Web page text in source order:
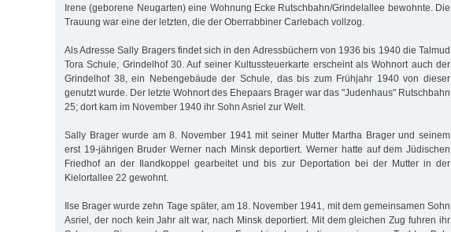
Irene (geborene Neugarten) eine Wohnung Ecke Rutschbahn/Grindelallee bewohnte. Die
Trauung war eine der letzten, die der Oberrabbiner Carlebach vollzog.
Als Adresse Sally Bragers findet sich in den Adressbüchern von 1936 bis 1940 die Talmud
Tora Schule, Grindelhof 30. Auf seiner Kultussteuerkarte erscheint als Wohnort auch der
Grindelhof 38, ein Nebengebäude der Schule, das bis zum Frühjahr 1940 von dieser
genutzt wurde. Der letzte Wohnort des Ehepaars Brager war das "Judenhaus" Rutschbahn
25; dort kam im November 1940 ihr Sohn Asriel zur Welt.
Sally Brager wurde am 8. November 1941 mit seiner Mutter Martha Brager und seinem
erst 19-jährigen Bruder Werner nach Minsk deportiert. Werner hatte auf dem Jüdischen
Friedhof an der Ilandkoppel gearbeitet und bis zur Deportation bei der Mutter in der
Kielortallee 22 gewohnt.
Ilse Brager wurde zehn Tage später, am 18. November 1941, mit dem gemeinsamen Sohn
Asriel, der noch kein Jahr alt war, nach Minsk deportiert. Mit dem gleichen Zug fuhren ihr